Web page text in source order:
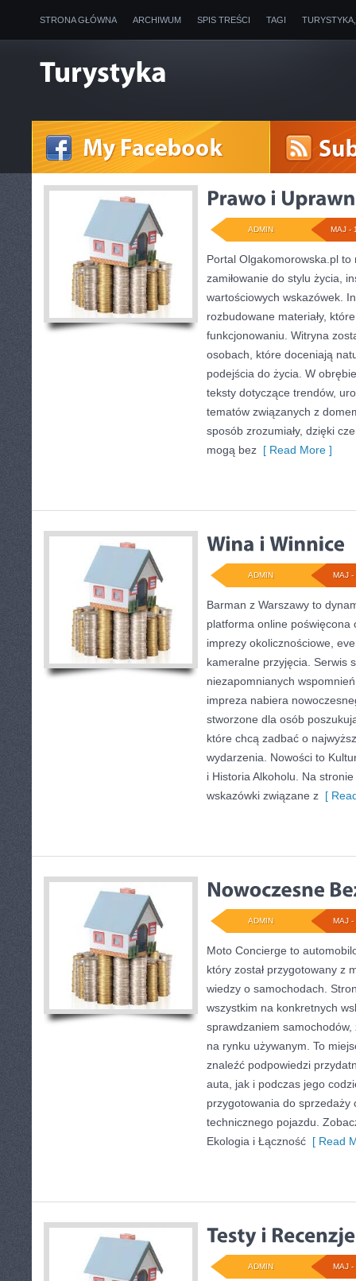
STRONA GŁÓWNA ARCHIWUM SPIS TREŚCI TAGI
MAJ -
ADMIN
Portal Olgakomorowska.pl
zamiłowanie do stylu życia,
wartościowych wskazówek.
rozbudowane materiały,
funkcjonowaniu. Witryna
osobach, które doceniają
podejścia do życia. W
teksty dotyczące trendów,
tematów związanych z
sposób zrozumiały, dzięki
mogą bez [ Read More ]
MAJ -
ADMIN
Barman z Warszawy to
platforma online poświęcona
imprezy okolicznościowe,
kameralne przyjęcia. Serwis
niezapomnianych
impreza nabiera
stworzone dla osób
które chcą zadbać o
wydarzenia. Nowości to
i Historia Alkoholu. Na
wskazówki związane z [
MAJ -
ADMIN
Moto Concierge to
który został przygotowany z
wiedzy o samochodach.
wszystkim na konkretnych
sprawdzaniem samochodów,
na rynku używanym. To
znaleźć podpowiedzi
auta, jak i podczas jego
przygotowania do sprzedaży
technicznego pojazdu.
Ekologia i Łączność [ Read
MAJ -
ADMIN